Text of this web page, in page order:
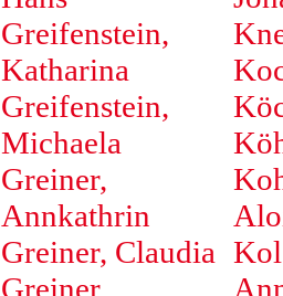
Greifenstein,
Katharina
Greifenstein,
Michaela
Greiner,
Annkathrin
Greiner, Claudia
Greiner,